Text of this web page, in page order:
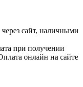
сайт, наличными
при получении
онлайн на сайте